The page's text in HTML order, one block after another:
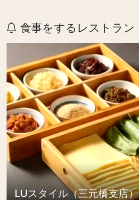
食事をするレストラン
LUスタイル（三元橋支店）